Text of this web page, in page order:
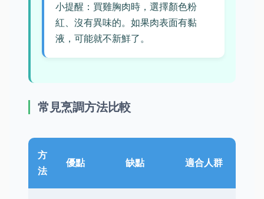
小提醒：買雞胸肉時，選擇顏色粉
紅、沒有異味的。如果肉表面有黏
液，可能就不新鮮了。
常見烹調方法比較
方
法
優點 缺點 適合人群